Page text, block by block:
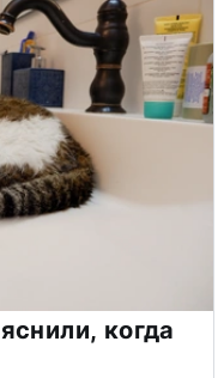
когда